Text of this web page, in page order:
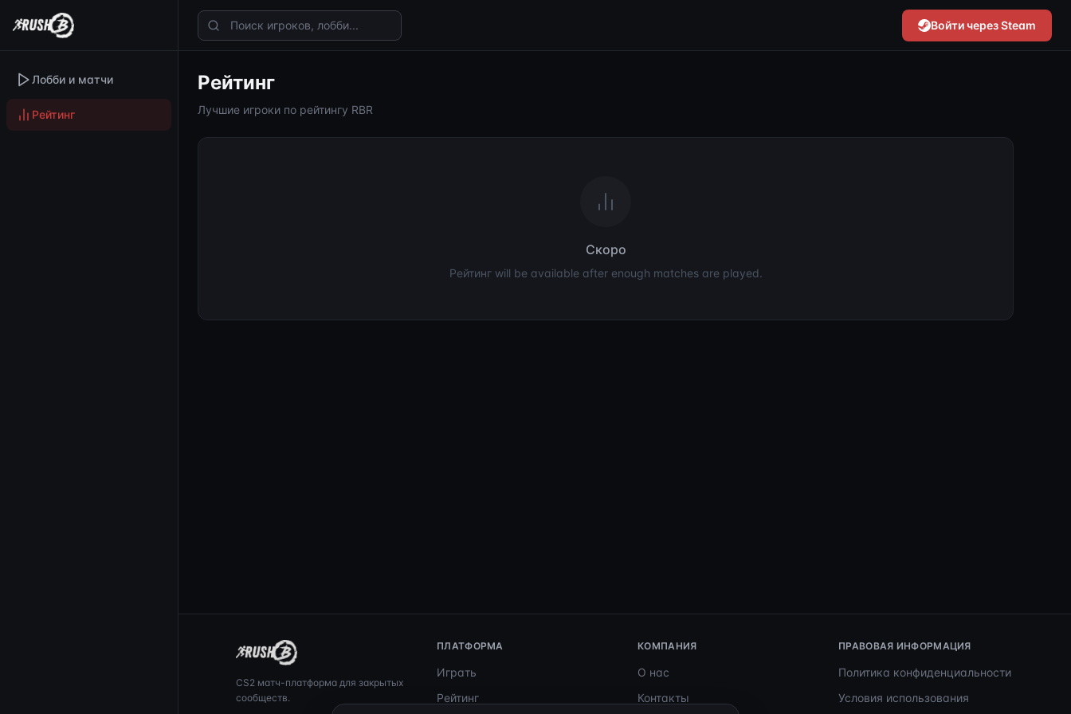
Лобби и матчи
Рейтинг
Войти через Steam
Рейтинг
Лучшие игроки по рейтингу RBR
Скоро
Рейтинг will be available after enough matches are played.
CS2 матч-платформа для закрытых
сообществ.
ПЛАТФОРМА
Играть
Рейтинг
КОМПАНИЯ
О нас
Контакты
ПРАВОВАЯ ИНФОРМАЦИЯ
Политика конфиденциальности
Условия использования